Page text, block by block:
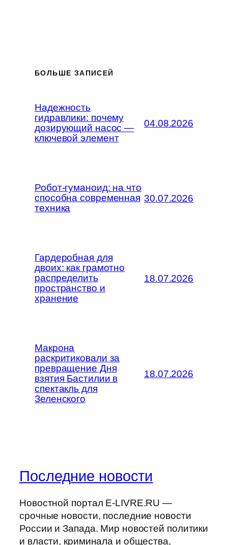
БОЛЬШЕ ЗАПИСЕЙ
Надежность
гидравлики: почему
дозирующий насос —
ключевой элемент
04.08.2026
Робот-гуманоид: на что
способна современная
техника
30.07.2026
Гардеробная для
двоих: как грамотно
распределить
пространство и
хранение
18.07.2026
Макрона
раскритиковали за
превращение Дня
взятия Бастилии в
спектакль для
Зеленского
18.07.2026
Последние новости
Новостной портал E-LIVRE.RU —
срочные новости, последние новости
России и Запада. Мир новостей политики
и власти, криминала и общества,